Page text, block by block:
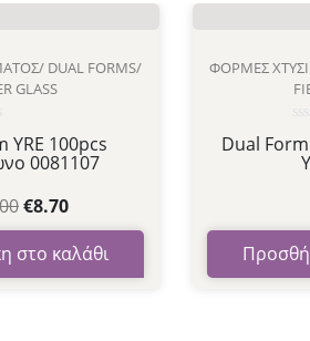
DUAL FORMS/
GLASS
YRE 100pcs
0081107
€8.70
στο καλάθι
ΦΌΡΜΕΣ
Dual
με